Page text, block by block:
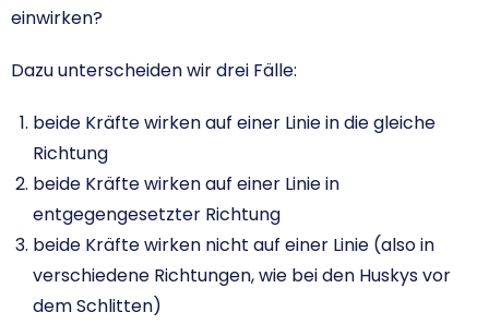
einwirken?
Dazu unterscheiden wir drei Fälle:
beide Kräfte wirken auf einer Linie in die gleiche
Richtung
beide Kräfte wirken auf einer Linie in
entgegengesetzter Richtung
beide Kräfte wirken nicht auf einer Linie (also in
verschiedene Richtungen, wie bei den Huskys vor
dem Schlitten)